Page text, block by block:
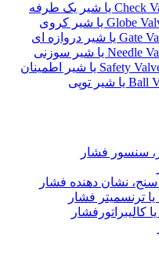
سنسور فشار
سنج، نشان دهنده فشار
یا ترنسمیتر فشار
کالیبراتورفشار